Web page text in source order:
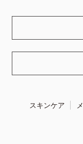
スキンケア